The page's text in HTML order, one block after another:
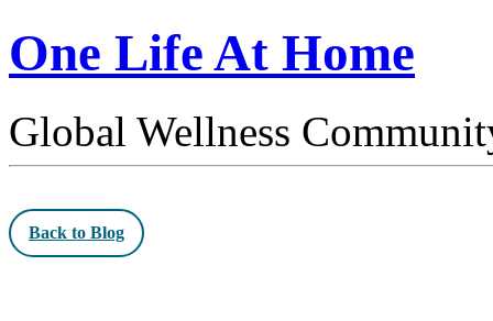
One Life At Home
Global Wellness
Back to Blog